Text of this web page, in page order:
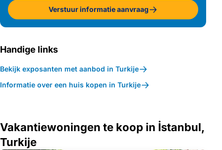
Verstuur informatie aanvraag
Handige links
Bekijk exposanten met aanbod in Turkije
Informatie over een huis kopen in Turkije
Vakantiewoningen te koop in İstanbul,
Turkije